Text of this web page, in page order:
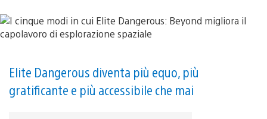
Elite Dangerous diventa più equo, più
gratificante e più accessibile che mai